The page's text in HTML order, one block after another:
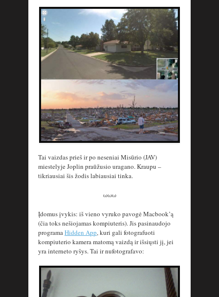
Tai vaizdas prieš ir po neseniai Misūrio (JAV)
miestelyje Joplin praūžusio uragano. Kraupu –
tikriausiai šis žodis labiausiai tinka.
ωωω
Įdomus įvykis: iš vieno vyruko pavogė Macbook’ą
(čia toks nešiojamas kompiuteris). Jis pasinaudojo
programaHidden App, kuri gali fotografuoti
kompiuterio kamera matomą vaizdą ir išsiųsti jį, jei
yra interneto ryšys. Tai ir nufotografavo: